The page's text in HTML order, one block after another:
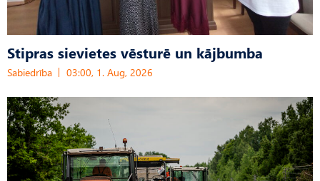
Stipras sievietes vēsturē un kājbumba
Sabiedrība 03:00, 1. Aug, 2026